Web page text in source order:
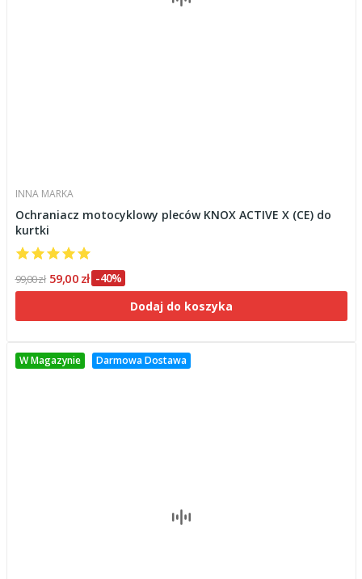
INNA MARKA
Ochraniacz motocyklowy pleców KNOX ACTIVE X (CE) do
kurtki
99,00 zł 59,00 zł -40%
Dodaj do koszyka
W Magazynie Darmowa Dostawa